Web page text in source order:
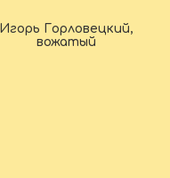
Игорь Горловецкий,
вожатый